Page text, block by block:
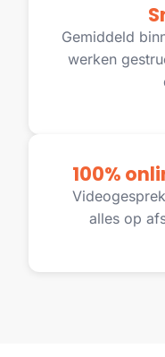
Gemiddeld
werken
100%
alles op